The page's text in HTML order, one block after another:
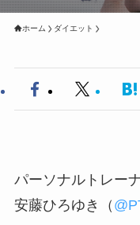
ホーム ダイエット
パーソナルトレー
安藤ひろゆき（